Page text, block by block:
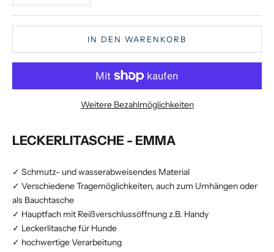
IN DEN WARENKORB
Weitere Bezahlmöglichkeiten
LECKERLITASCHE - EMMA
✓ Schmutz- und wasserabweisendes Material
✓ Verschiedene Tragemöglichkeiten, auch zum Umhängen oder
als Bauchtasche
✓ Hauptfach mit Reißverschlussöffnung z.B. Handy
✓ Leckerlitasche für Hunde
✓ hochwertige Verarbeitung